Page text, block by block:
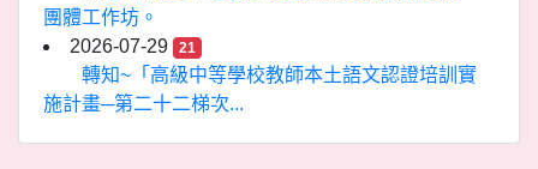
團體工作坊。
2026-07-29
21
轉知~「高級中等學校教師本土語文認證培訓實
施計畫─第二十二梯次...